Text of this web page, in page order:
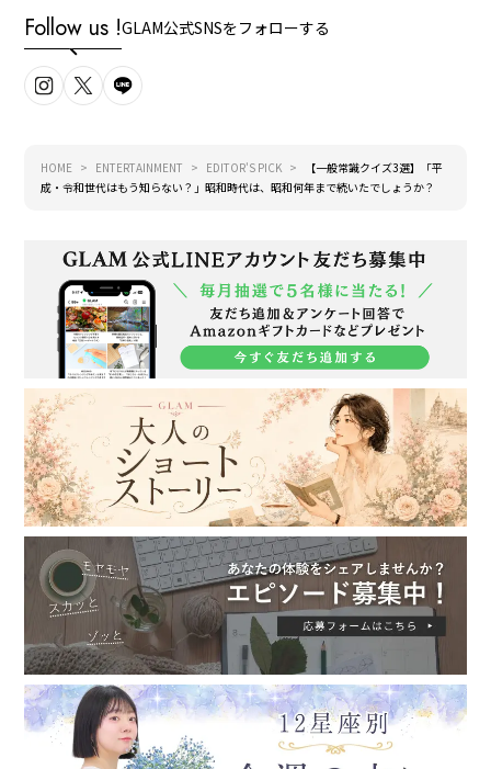
Follow us !GLAM公式SNSをフォローする
HOME ENTERTAINMENT EDITOR'S PICK
【一般常識クイズ3選】「平
成・令和世代はもう知らない？」昭和時代は、昭和何年まで続いたでしょうか？